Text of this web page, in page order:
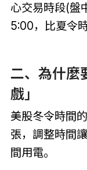
心交易時段(盤
5:00，比夏令
二、為什麼
戲」
美股冬令時間
張，調整時間
間用電。